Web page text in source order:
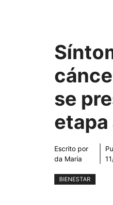
se
etapa
Escrito por
da Maria
BIENESTAR